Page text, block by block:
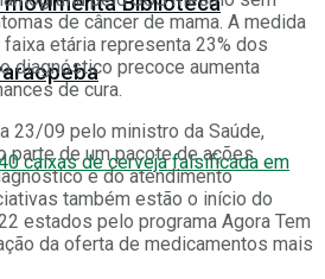
de câncer de mama. A medida
etária representa 23% dos
diagnóstico precoce aumenta
de cura.
23/09 pelo ministro da Saúde,
parte de um pacote de ações
e do atendimento
também estão o início do
estados pelo programa Agora Tem
da oferta de medicamentos mais